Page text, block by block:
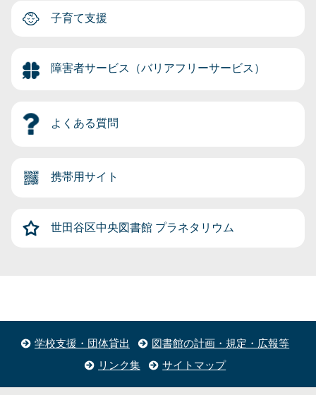
子育て支援
障害者サービス（バリアフリーサービス）
よくある質問
携帯用サイト
世田谷区中央図書館 プラネタリウム
学校支援・団体貸出
図書館の計画・規定・広報等
リンク集
サイトマップ